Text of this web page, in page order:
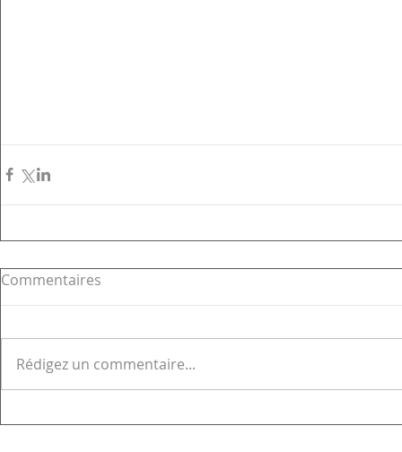
Commentaires
Rédigez un commentaire...